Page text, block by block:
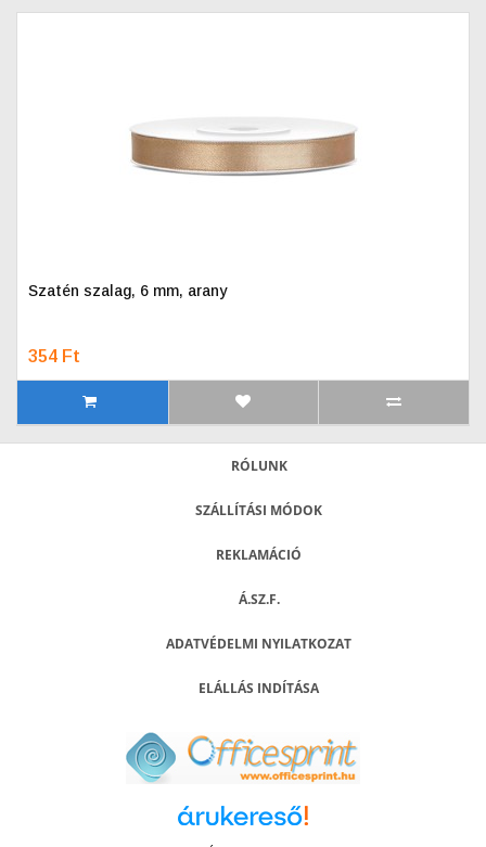
Szatén szalag, 6 mm, arany
354 Ft
RÓLUNK
SZÁLLÍTÁSI MÓDOK
REKLAMÁCIÓ
Á.SZ.F.
ADATVÉDELMI NYILATKOZAT
ELÁLLÁS INDÍTÁSA